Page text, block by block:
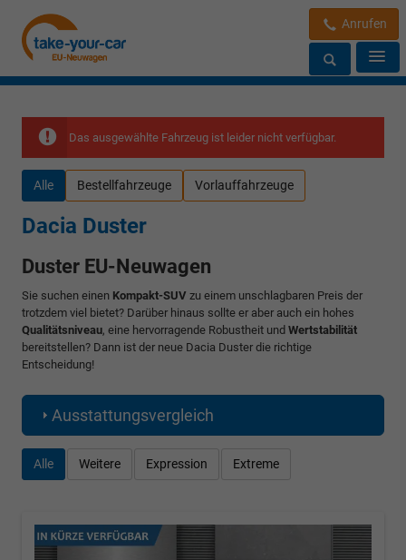
Anrufen
Das ausgewählte Fahrzeug ist leider nicht verfügbar.
Alle Bestellfahrzeuge Vorlauffahrzeuge
Dacia Duster
Duster EU-Neuwagen
Sie suchen einen Kompakt-SUV zu einem unschlagbaren Preis der
trotzdem viel bietet? Darüber hinaus sollte er aber auch ein hohes
Qualitätsniveau, eine hervorragende Robustheit und Wertstabilität
bereitstellen? Dann ist der neue Dacia Duster die richtige
Entscheidung!
Ausstattungsvergleich
Alle Weitere Expression Extreme